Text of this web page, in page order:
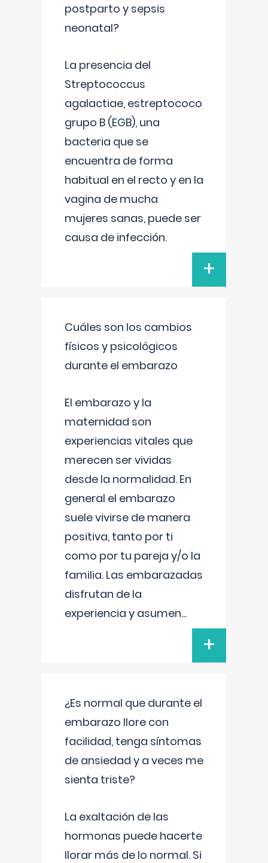
postparto y sepsis
neonatal?
La presencia del
Streptococcus
agalactiae, estreptococo
grupo B (EGB), una
bacteria que se
encuentra de forma
habitual en el recto y en la
vagina de mucha
mujeres sanas, puede ser
causa de infección.
+
Cuáles son los cambios
físicos y psicológicos
durante el embarazo
El embarazo y la
maternidad son
experiencias vitales que
merecen ser vividas
desde la normalidad. En
general el embarazo
suele vivirse de manera
positiva, tanto por ti
como por tu pareja y/o la
familia. Las embarazadas
disfrutan de la
experiencia y asumen...
+
¿Es normal que durante el
embarazo llore con
facilidad, tenga síntomas
de ansiedad y a veces me
sienta triste?
La exaltación de las
hormonas puede hacerte
llorar más de lo normal. Si